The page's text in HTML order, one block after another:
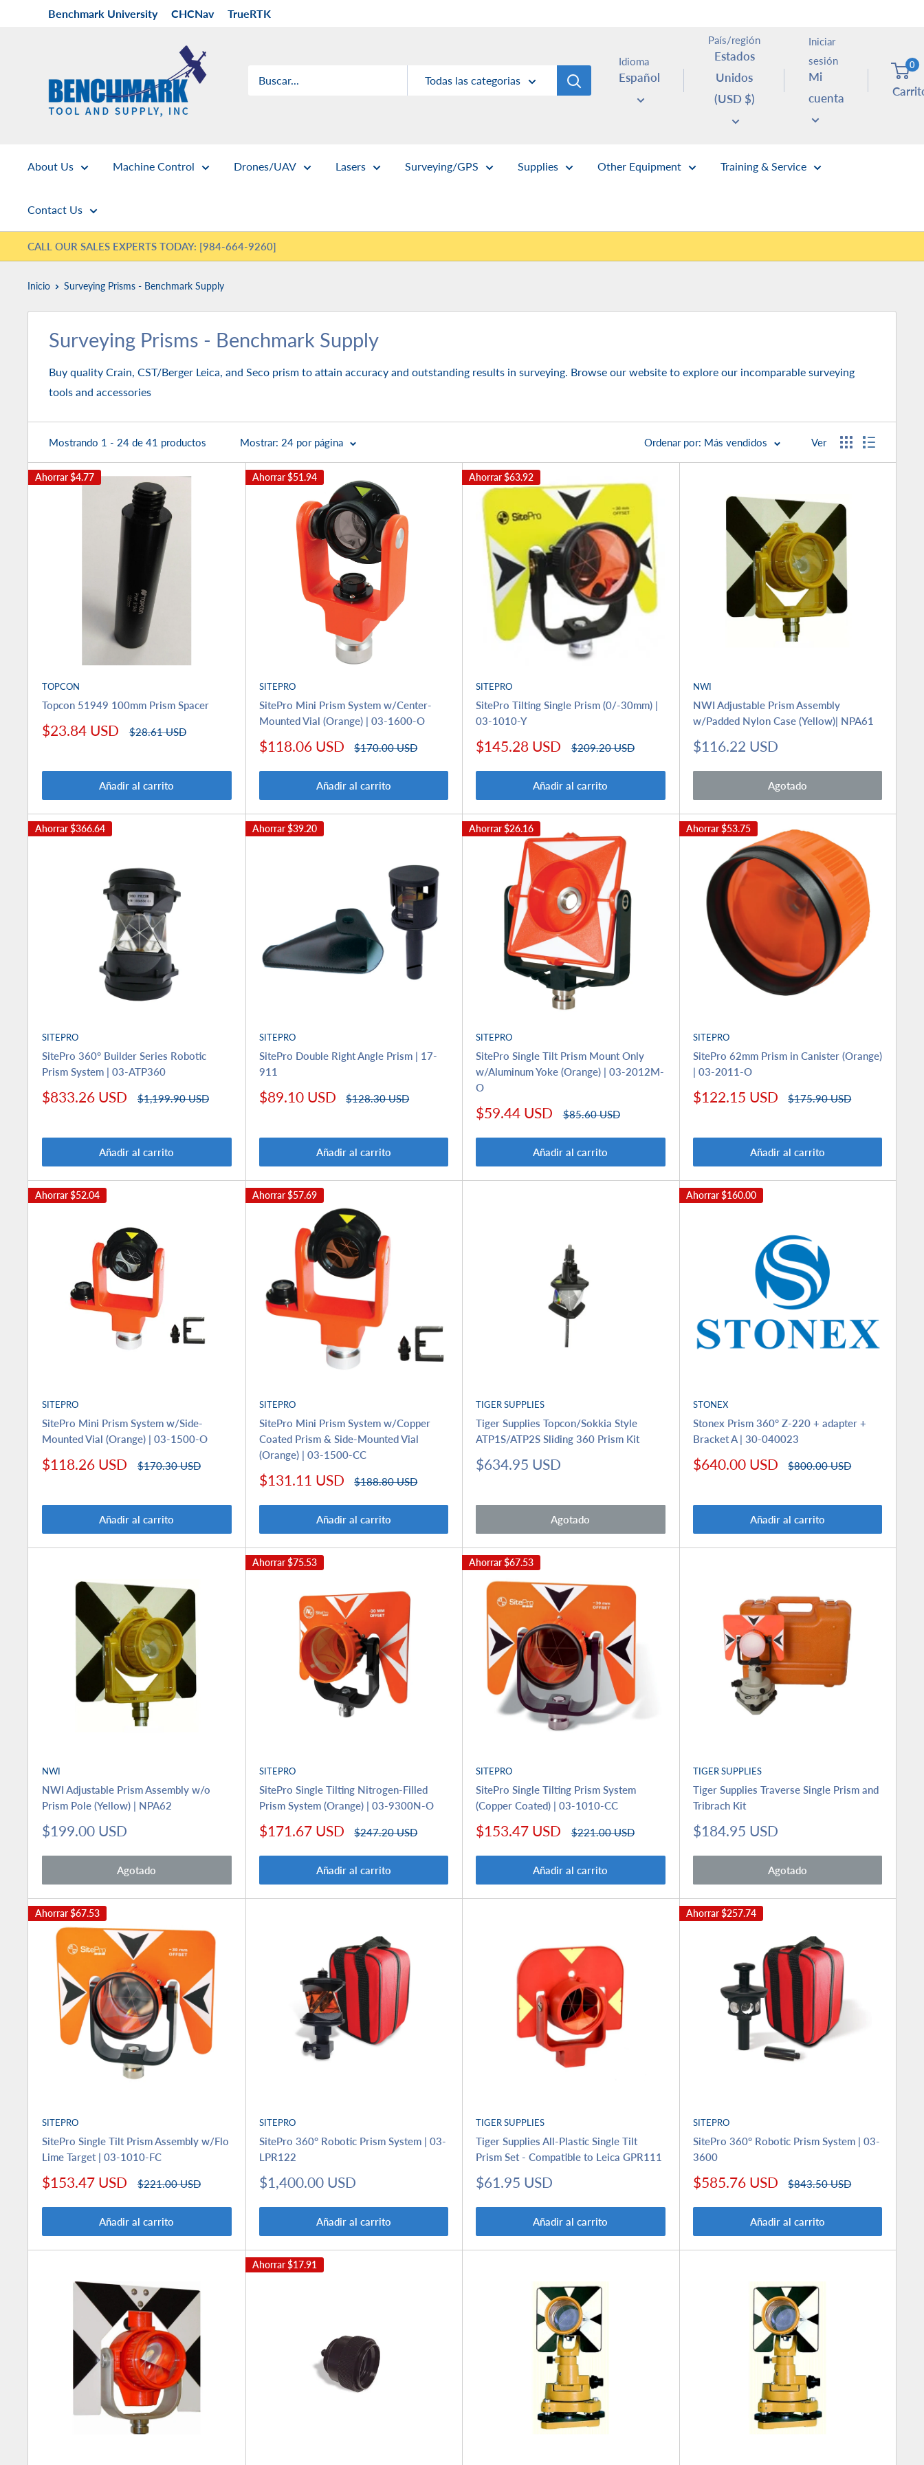
Benchmark University CHCNav TrueRTK
Supply
Todas las categorias
Idioma
Español
País/región
Estados
Unidos
(USD $)
Iniciar
sesión
Mi
cuenta
0
About Us Machine Control Drones/UAV Lasers Surveying/GPS Supplies Other Equipment Training & Service
Contact Us
CALL OUR SALES EXPERTS TODAY: [984-664-9260]
Inicio Surveying Prisms - Benchmark Supply
Surveying Prisms - Benchmark Supply
Buy quality Crain, CST/Berger Leica, and Seco prism to attain accuracy and outstanding results in surveying. Browse our website to explore our incomparable surveying
tools and accessories
Mostrando 1 - 24 de 41 productos Mostrar: 24 por página Ordenar por: Más vendidos Ver
Ahorrar$4.77
TOPCON
Topcon 51949 100mm Prism Spacer
Precio
de
$23.84 USD
Precio
habitual
$28.61 USD
Añadir al carrito
Ahorrar$51.94
SITEPRO
SitePro Mini Prism System w/Center-
Mounted Vial (Orange) | 03-1600-O
Precio
de
venta
$118.06 USD
Precio
habitual
$170.00 USD
Añadir al carrito
Ahorrar$63.92
SITEPRO
SitePro Tilting Single Prism (0/-30mm) |
03-1010-Y
Precio
de
venta
$145.28 USD
Precio
habitual
$209.20 USD
Añadir al carrito
NWI
NWI Adjustable Prism Assembly
w/Padded Nylon Case (Yellow)| NPA61
Precio
de
venta
$116.22 USD
Agotado
Ahorrar$366.64
SITEPRO
SitePro 360° Builder Series Robotic
Prism System | 03-ATP360
Precio
de
$833.26 USD
Precio
habitual
$1,199.90 USD
Añadir al carrito
Ahorrar$39.20
SITEPRO
SitePro Double Right Angle Prism | 17-
911
Precio
de
$89.10 USD
Precio
habitual
$128.30 USD
Añadir al carrito
Ahorrar$26.16
SITEPRO
SitePro Single Tilt Prism Mount Only
w/Aluminum Yoke (Orange) | 03-2012M-
O
Precio
de
venta
$59.44 USD
Precio
habitual
$85.60 USD
Añadir al carrito
Ahorrar$53.75
SITEPRO
SitePro 62mm Prism in Canister (Orange)
| 03-2011-O
Precio
de
$122.15 USD
Precio
habitual
$175.90 USD
Añadir al carrito
Ahorrar$52.04
SITEPRO
SitePro Mini Prism System w/Side-
Mounted Vial (Orange) | 03-1500-O
Precio
de
$118.26 USD
Precio
habitual
$170.30 USD
Añadir al carrito
Ahorrar$57.69
SITEPRO
SitePro Mini Prism System w/Copper
Coated Prism & Side-Mounted Vial
(Orange) | 03-1500-CC
Precio
de
venta
$131.11 USD
Precio
habitual
$188.80 USD
Añadir al carrito
TIGER SUPPLIES
Tiger Supplies Topcon/Sokkia Style
ATP1S/ATP2S Sliding 360 Prism Kit
Precio
de
$634.95 USD
Agotado
Ahorrar$160.00
STONEX
Stonex Prism 360° Z-220 + adapter +
Bracket A | 30-040023
Precio
de
$640.00 USD
Precio
habitual
$800.00 USD
Añadir al carrito
NWI
NWI Adjustable Prism Assembly w/o
Prism Pole (Yellow) | NPA62
Precio
de
venta
$199.00 USD
Agotado
Ahorrar$75.53
SITEPRO
SitePro Single Tilting Nitrogen-Filled
Prism System (Orange) | 03-9300N-O
Precio
de
venta
$171.67 USD
Precio
habitual
$247.20 USD
Añadir al carrito
Ahorrar$67.53
SITEPRO
SitePro Single Tilting Prism System
(Copper Coated) | 03-1010-CC
Precio
de
venta
$153.47 USD
Precio
habitual
$221.00 USD
Añadir al carrito
TIGER SUPPLIES
Tiger Supplies Traverse Single Prism and
Tribrach Kit
Precio
de
venta
$184.95 USD
Agotado
Ahorrar$67.53
SITEPRO
SitePro Single Tilt Prism Assembly w/Flo
Lime Target | 03-1010-FC
Precio
de
venta
$153.47 USD
Precio
habitual
$221.00 USD
Añadir al carrito
SITEPRO
SitePro 360° Robotic Prism System | 03-
LPR122
Precio
de
venta
$1,400.00 USD
Añadir al carrito
TIGER SUPPLIES
Tiger Supplies All-Plastic Single Tilt
Prism Set - Compatible to Leica GPR111
Precio
de
venta
$61.95 USD
Añadir al carrito
Ahorrar$257.74
SITEPRO
SitePro 360° Robotic Prism System | 03-
3600
Precio
de
venta
$585.76 USD
Precio
habitual
$843.50 USD
Añadir al carrito
Ahorrar$17.91